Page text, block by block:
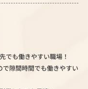
でも働きやすい職場！
で隙間時間でも働きやすい